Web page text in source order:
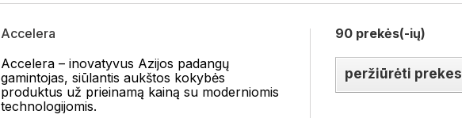
Accelera
Accelera – inovatyvus Azijos padangų
gamintojas, siūlantis aukštos kokybės
produktus už prieinamą kainą su moderniomis
technologijomis.
90 prekės(-ių)
peržiūrėti prekes